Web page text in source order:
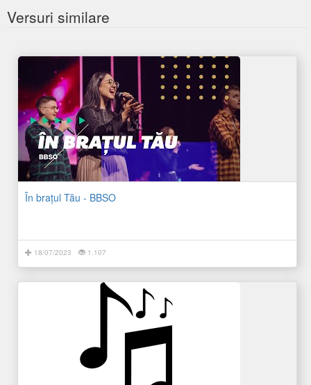
Versuri similare
În brațul Tău - BBSO
18/07/2023 1.107